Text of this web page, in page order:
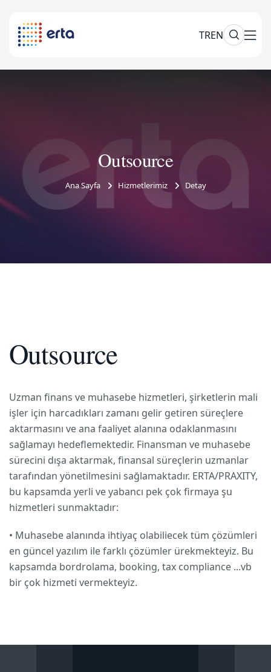
TREN
Outsource
Ana Sayfa Hizmetlerimiz Detay
Outsource
Uzman finans ve muhasebe hizmetleri, şirketlerin mali
işler için harcadıkları zamanı gelir getiren süreçlere
aktarmasını ve ana faaliyet alanına odaklanmasını
sağlamayı hedeflemektedir. Finansman ve muhasebe
sürecini dışa aktarmak, finansal süreçlerin uzmanlar
tarafından yönetilmesini sağlamaktadır. ERTA/PRAXITY,
bu kapsamda yerli ve yabancı pek çok firmaya şu
hizmetleri sunmaktadır:
• Muhasebe alanında ihtiyaç olabiliecek tüm çözümleri
en güncel yazılım ile farklı çözümler ürekmekteyiz. Bu
kapsamda bordrolama, booking, tax compliance ...vb
bir çok hizmeti vermekteyiz.